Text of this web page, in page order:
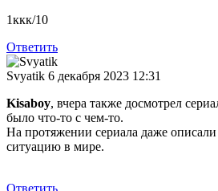
1ккк/10
Ответить
Svyatik 6 декабря 2023 12:31
Kisaboy, вчера также досмотрел
было что-то с чем-то.
На протяжении сериала даже
ситуацию в мире.
Ответить